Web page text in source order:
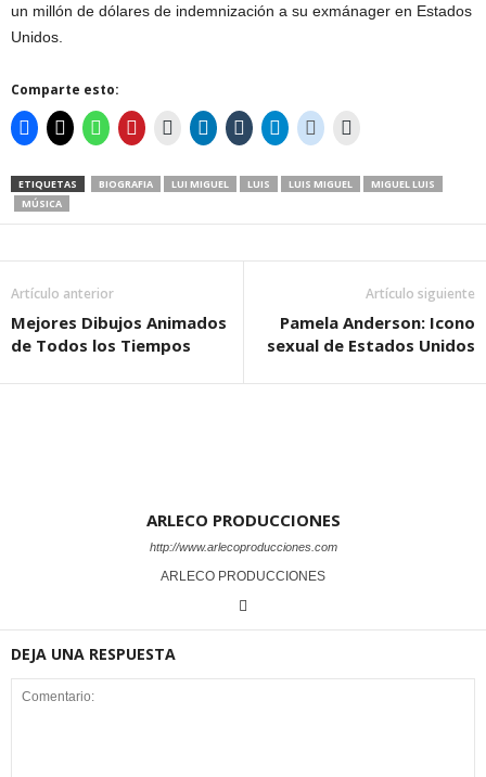
un millón de dólares de indemnización a su exmánager en Estados
Unidos.
Comparte esto:
ETIQUETAS BIOGRAFIA LUI MIGUEL LUIS LUIS MIGUEL
MIGUEL LUIS
MÚSICA
Artículo anterior
Mejores Dibujos Animados
de Todos los Tiempos
Artículo siguiente
Pamela Anderson: Icono
sexual de Estados Unidos
ARLECO PRODUCCIONES
http://www.arlecoproducciones.com
ARLECO PRODUCCIONES
DEJA UNA RESPUESTA